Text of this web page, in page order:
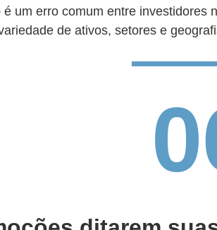
um erro comum entre investidores
de ativos, setores e